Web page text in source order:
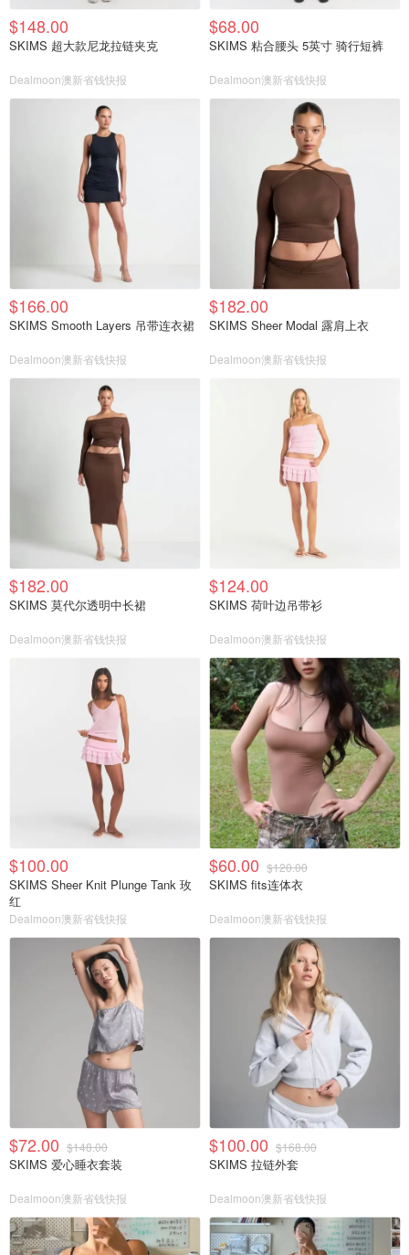
$148.00
SKIMS 超大款尼龙拉链夹克
Dealmoon澳新省钱快报
$68.00
SKIMS 粘合腰头 5英寸 骑行短裤
Dealmoon澳新省钱快报
$166.00
SKIMS Smooth Layers 吊带连衣裙
Dealmoon澳新省钱快报
$182.00
SKIMS Sheer Modal 露肩上衣
Dealmoon澳新省钱快报
$182.00
SKIMS 莫代尔透明中长裙
Dealmoon澳新省钱快报
$124.00
SKIMS 荷叶边吊带衫
Dealmoon澳新省钱快报
$100.00
SKIMS Sheer Knit Plunge Tank 玫
红
Dealmoon澳新省钱快报
$60.00 $120.00
SKIMS fits连体衣
Dealmoon澳新省钱快报
$72.00 $148.00
SKIMS 爱心睡衣套装
Dealmoon澳新省钱快报
$100.00 $168.00
SKIMS 拉链外套
Dealmoon澳新省钱快报